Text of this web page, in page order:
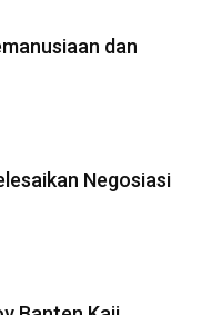
dan
Negosiasi